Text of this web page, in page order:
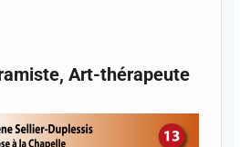
Art-thérapeute